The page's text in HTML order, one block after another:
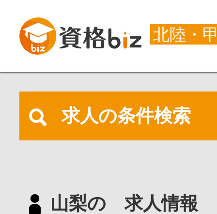
北陸・
求人の条件検索
山梨の 求人情報